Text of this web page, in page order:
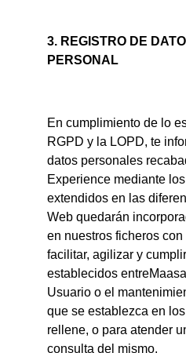
3. REGISTRO DE
PERSONAL
En cumplimiento de lo
RGPD y la LOPD, te
datos personales
Experience mediante
extendidos en las
Web quedarán
en nuestros ficheros
facilitar, agilizar y
establecidos
Usuario o el
que se establezca en
rellene, o para atender
consulta del mismo.